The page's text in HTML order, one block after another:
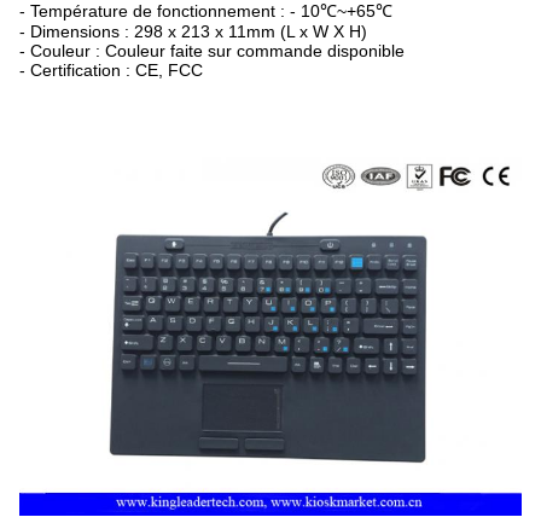
- Température de fonctionnement : - 10℃~+65℃
- Dimensions : 298 x 213 x 11mm (L x W X H)
- Couleur : Couleur faite sur commande disponible
- Certification : CE, FCC